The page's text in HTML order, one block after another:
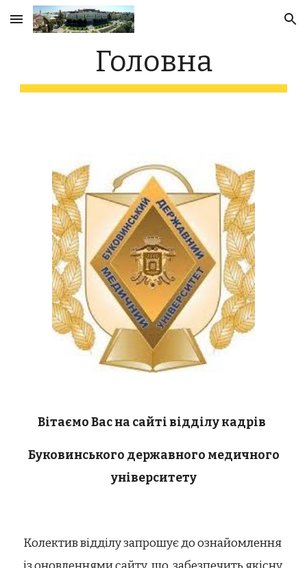
Skip to main content Skip to navigation
Головна
Вітаємо Вас на сайті відділу кадрів
Буковинського державного медичного
університету
Колектив відділу запрошує до ознайомлення